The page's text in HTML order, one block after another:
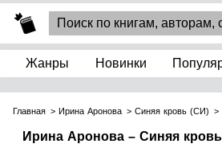
Жанры Новинки
Главная Ирина Аронова Синяя кровь (СИ)
Ирина Аронова – Синяя